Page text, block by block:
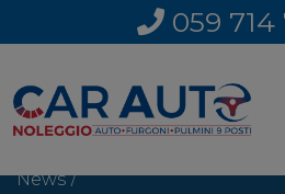
059
News